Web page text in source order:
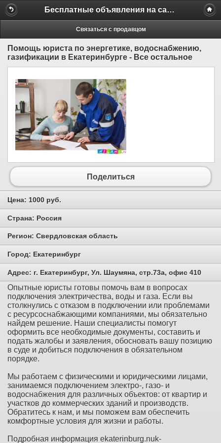
Бесплатные объявления на сайте MILAMO.ru
Связаться с продавцом
Помощь юриста по энергетике, водоснабжению,
газификации в Екатеринбурге - Все остальное
Поделиться
Цена: 1000 руб.
Страна: Россия
Регион: Свердловская область
Город: Екатеринбург
Адрес: г. Екатеринбург, Ул. Шаумяна, стр.73а, офис 410
Опытные юристы готовы помочь вам в вопросах
подключения электричества, воды и газа. Если вы
столкнулись с отказом в подключении или проблемами
с ресурсоснабжающими компаниями, мы обязательно
найдем решение. Наши специалисты помогут
оформить все необходимые документы, составить и
подать жалобы и заявления, обосновать вашу позицию
в суде и добиться подключения в обязательном
порядке.
Мы работаем с физическими и юридическими лицами,
занимаемся подключением электро-, газо- и
водоснабжения для различных объектов: от квартир и
участков до коммерческих зданий и производств.
Обратитесь к нам, и мы поможем вам обеспечить
комфортные условия для жизни и работы.
Подробная информация ekaterinburg.nuk-